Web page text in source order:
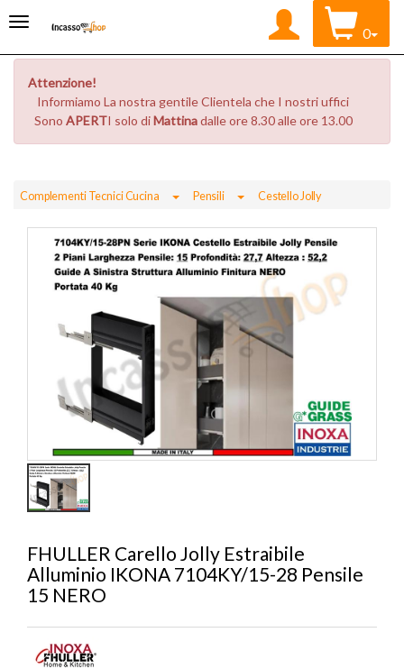
0
Attenzione!
Informiamo La nostra gentile Clientela che I nostri uffici
Sono APERTI solo diMattinadalle ore 8.30 alle ore 13.00
Complementi Tecnici Cucina Toggle Dropdown
Pensili Toggle Dropdown
Cestello Jolly
FHULLER Carello Jolly Estraibile
Alluminio IKONA 7104KY/15-28 Pensile
15 NERO